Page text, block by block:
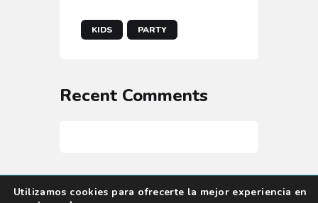
KIDS PARTY
Recent Comments
Utilizamos cookies para ofrecerte la mejor experiencia en